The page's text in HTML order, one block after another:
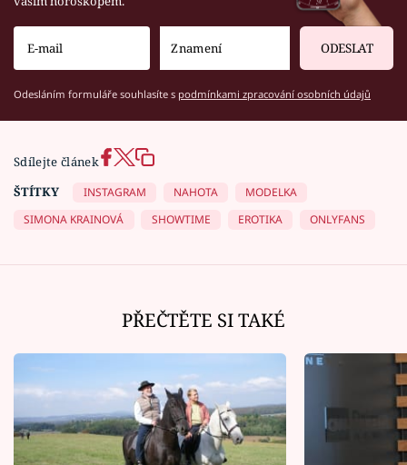
ODESLAT
Odesláním formuláře souhlasíte s podmínkami zpracování osobních údajů
Sdílejte článek
ŠTÍTKY
INSTAGRAM NAHOTA
MODELKA
SIMONA KRAINOVÁ
SHOWTIME EROTIKA ONLYFANS
PŘEČTĚTE SI TAKÉ